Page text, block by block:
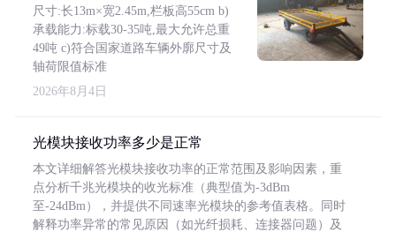
尺寸:长13m×宽2.45m,栏板高55cm b)
承载能力:标载30-35吨,最大允许总重
49吨 c)符合国家道路车辆外廓尺寸及
轴荷限值标准
2026年8月4日
光模块接收功率多少是正常
本文详细解答光模块接收功率的正常范围及影响因素，重
点分析千兆光模块的收光标准（典型值为-3dBm
至-24dBm），并提供不同速率光模块的参考值表格。同时
解释功率异常的常见原因（如光纤损耗、连接器问题）及